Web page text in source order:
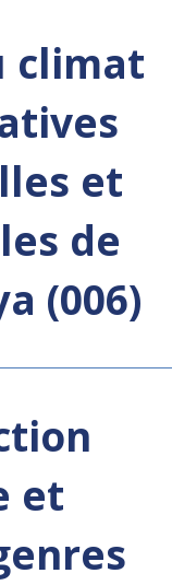
climat
et
de
(006)
et